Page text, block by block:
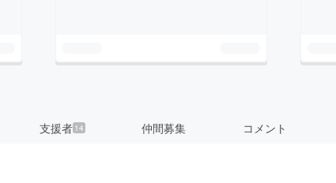
支援者 14 仲間募集 コメント